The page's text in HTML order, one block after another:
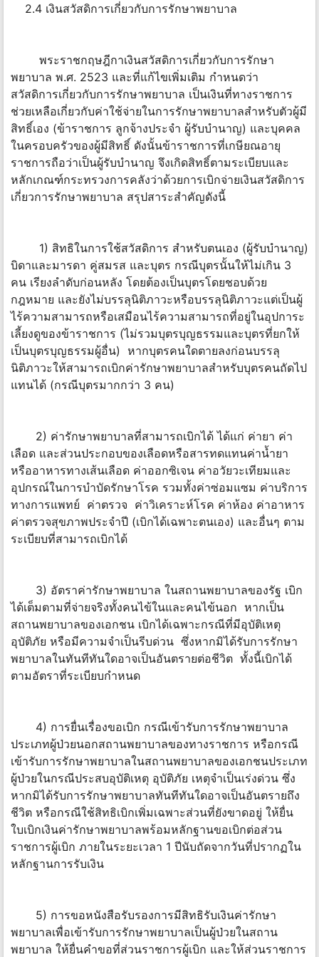
2.4 เงินสวัสดิการเกี่ยวกับการรักษาพยาบาล
พระราชกฤษฎีกาเงินสวัสดิการเกี่ยวกับการรักษา
พยาบาล พ.ศ. 2523 และที่แก้ไขเพิ่มเติม กำหนดว่า
สวัสดิการเกี่ยวกับการรักษาพยาบาล เป็นเงินที่ทางราชการ
ช่วยเหลือเกี่ยวกับค่าใช้จ่ายในการรักษาพยาบาลสำหรับตัวผู้มี
สิทธิ์เอง (ข้าราชการ ลูกจ้างประจำ ผู้รับบำนาญ) และบุคคล
ในครอบครัวของผู้มีสิทธิ์ ดังนั้นข้าราชการที่เกษียณอายุ
ราชการถือว่าเป็นผู้รับบำนาญ จึงเกิดสิทธิ์ตามระเบียบและ
หลักเกณฑ์กระทรวงการคลังว่าด้วยการเบิกจ่ายเงินสวัสดิการ
เกี่ยวการรักษาพยาบาล สรุปสาระสำคัญดังนี้
1) สิทธิในการใช้สวัสดิการ สำหรับตนเอง (ผู้รับบำนาญ)
บิดาและมารดา คู่สมรส และบุตร กรณีบุตรนั้นให้ไม่เกิน 3
คน เรียงลำดับก่อนหลัง โดยต้องเป็นบุตรโดยชอบด้วย
กฎหมาย และยังไม่บรรลุนิติภาวะหรือบรรลุนิติภาวะแต่เป็นผู้
ไร้ความสามารถหรือเสมือนไร้ความสามารถที่อยู่ในอุปการะ
เลี้ยงดูของข้าราชการ (ไม่รวมบุตรบุญธรรมและบุตรที่ยกให้
เป็นบุตรบุญธรรมผู้อื่น) หากบุตรคนใดตายลงก่อนบรรลุ
นิติภาวะให้สามารถเบิกค่ารักษาพยาบาลสำหรับบุตรคนถัดไป
แทนได้ (กรณีบุตรมากกว่า 3 คน)
2) ค่ารักษาพยาบาลที่สามารถเบิกได้ ได้แก่ ค่ายา ค่า
เลือด และส่วนประกอบของเลือดหรือสารทดแทนค่าน้ำยา
หรืออาหารทางเส้นเลือด ค่าออกซิเจน ค่าอวัยวะเทียมและ
อุปกรณ์ในการบำบัดรักษาโรค รวมทั้งค่าซ่อมแซม ค่าบริการ
ทางการแพทย์ ค่าตรวจ ค่าวิเคราะห์โรค ค่าห้อง ค่าอาหาร
ค่าตรวจสุขภาพประจำปี (เบิกได้เฉพาะตนเอง) และอื่นๆ ตาม
ระเบียบที่สามารถเบิกได้
3) อัตราค่ารักษาพยาบาล ในสถานพยาบาลของรัฐ เบิก
ได้เต็มตามที่จ่ายจริงทั้งคนไข้ในและคนไข้นอก หากเป็น
สถานพยาบาลของเอกชน เบิกได้เฉพาะกรณีที่มีอุบัติเหตุ
อุบัติภัย หรือมีความจำเป็นรีบด่วน ซึ่งหากมิได้รับการรักษา
พยาบาลในทันทีทันใดอาจเป็นอันตรายต่อชีวิต ทั้งนี้เบิกได้
ตามอัตราที่ระเบียบกำหนด
4) การยื่นเรื่องขอเบิก กรณีเข้ารับการรักษาพยาบาล
ประเภทผู้ป่วยนอกสถานพยาบาลของทางราชการ หรือกรณี
เข้ารับการรักษาพยาบาลในสถานพยาบาลของเอกชนประเภท
ผู้ป่วยในกรณีประสบอุบัติเหตุ อุบัติภัย เหตุจำเป็นเร่งด่วน ซึ่ง
หากมิได้รับการรักษาพยาบาลทันทีทันใดอาจเป็นอันตรายถึง
ชีวิต หรือกรณีใช้สิทธิเบิกเพิ่มเฉพาะส่วนที่ยังขาดอยู่ ให้ยื่น
ใบเบิกเงินค่ารักษาพยาบาลพร้อมหลักฐานขอเบิกต่อส่วน
ราชการผู้เบิก ภายในระยะเวลา 1 ปีนับถัดจากวันที่ปรากฏใน
หลักฐานการรับเงิน
5) การขอหนังสือรับรองการมีสิทธิรับเงินค่ารักษา
พยาบาลเพื่อเข้ารับการรักษาพยาบาลเป็นผู้ป่วยในสถาน
พยาบาล ให้ยื่นคำขอที่ส่วนราชการผู้เบิก และให้ส่วนราชการ